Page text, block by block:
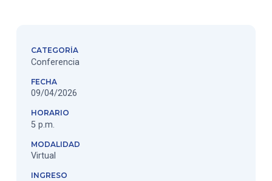
CATEGORÍA
Conferencia
FECHA
09/04/2026
HORARIO
5 p.m.
MODALIDAD
Virtual
INGRESO